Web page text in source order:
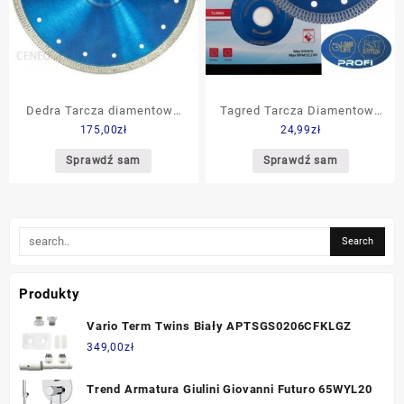
Dedra Tarcza diamentowa
cienka 250 x 25,4mm
H1077E
175,00zł
Sprawdź sam
Tagred Tarcza Diamentowa
Do Cięcia Gresu Płytek
125Mm Pro Ta1023
24,99zł
Sprawdź sam
Produkty
Vario Term Twins Biały APTSGS0206CFKLGZ
349,00zł
Trend Armatura Giulini Giovanni Futuro 65WYL20